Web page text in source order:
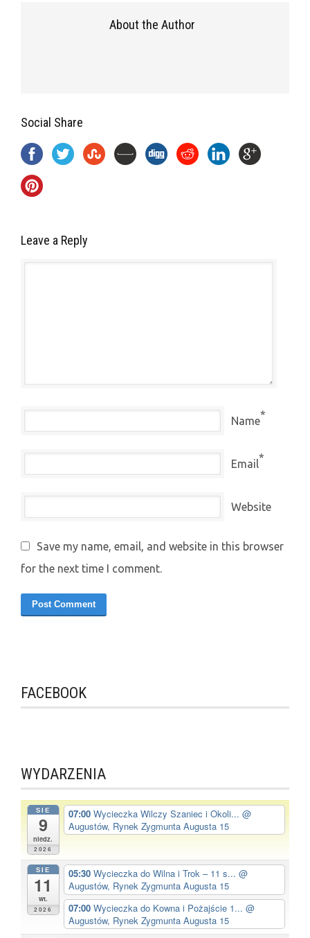
About the Author
Social Share
Leave a Reply
Name*
Email*
Website
Save my name, email, and website in this browser
for the next time I comment.
FACEBOOK
WYDARZENIA
SIE
9
niedz.
2026
07:00 Wycieczka Wilczy Szaniec i Okoli... @
Augustów, Rynek Zygmunta Augusta 15
SIE
11
wt.
2026
05:30 Wycieczka do Wilna i Trok – 11 s... @
Augustów, Rynek Zygmunta Augusta 15
07:00 Wycieczka do Kowna i Pożajście 1... @
Augustów, Rynek Zygmunta Augusta 15